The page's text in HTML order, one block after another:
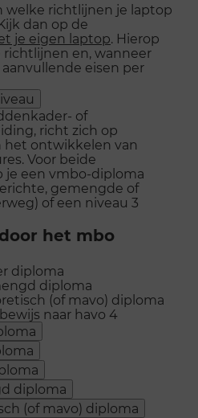
welke richtlijnen je laptop
dan op de
je eigen laptop. Hierop
richtlijnen en, wanneer
eisen per
of
richt zich op
het ontwikkelen van
Voor beide
je een vmbo-diploma
gemengde of
of een niveau 3
het mbo
diploma
diploma
(of mavo) diploma
naar havo 4
diploma
(of mavo) diploma